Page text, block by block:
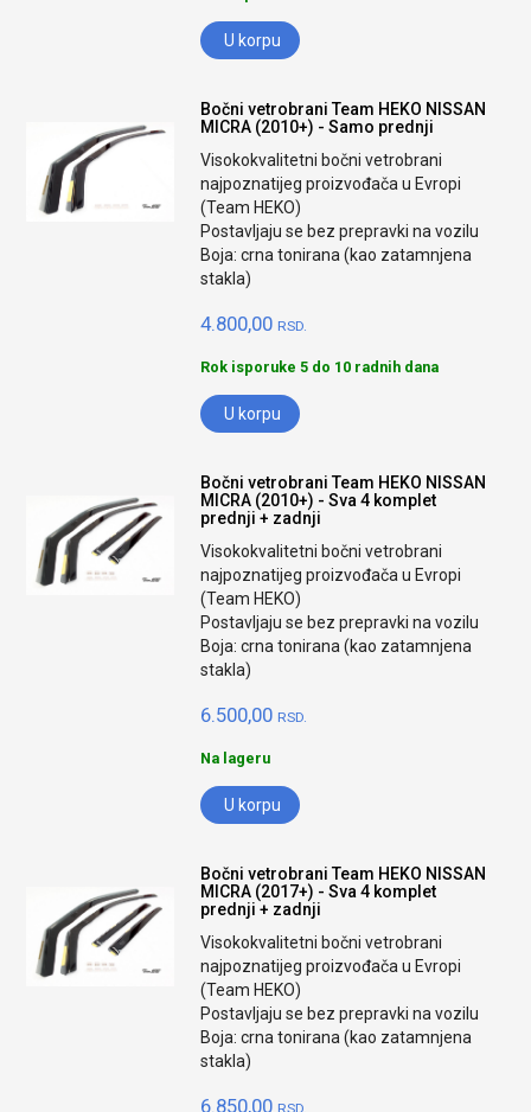
U korpu
Bočni vetrobrani Team HEKO NISSAN
MICRA (2010+) - Samo prednji
Visokokvalitetni bočni vetrobrani
najpoznatijeg proizvođača u Evropi
(Team HEKO)
Postavljaju se bez prepravki na vozilu
Boja: crna tonirana (kao zatamnjena
stakla)
4.800,00 RSD.
Rok isporuke 5 do 10 radnih dana
U korpu
Bočni vetrobrani Team HEKO NISSAN
MICRA (2010+) - Sva 4 komplet
prednji + zadnji
Visokokvalitetni bočni vetrobrani
najpoznatijeg proizvođača u Evropi
(Team HEKO)
Postavljaju se bez prepravki na vozilu
Boja: crna tonirana (kao zatamnjena
stakla)
6.500,00 RSD.
Na lageru
U korpu
Bočni vetrobrani Team HEKO NISSAN
MICRA (2017+) - Sva 4 komplet
prednji + zadnji
Visokokvalitetni bočni vetrobrani
najpoznatijeg proizvođača u Evropi
(Team HEKO)
Postavljaju se bez prepravki na vozilu
Boja: crna tonirana (kao zatamnjena
stakla)
6.850,00 RSD.